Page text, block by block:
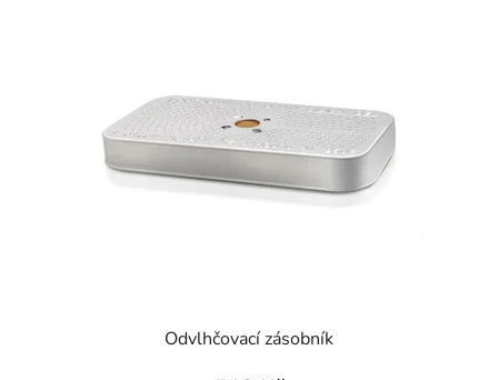
Odvlhčovací zásobník